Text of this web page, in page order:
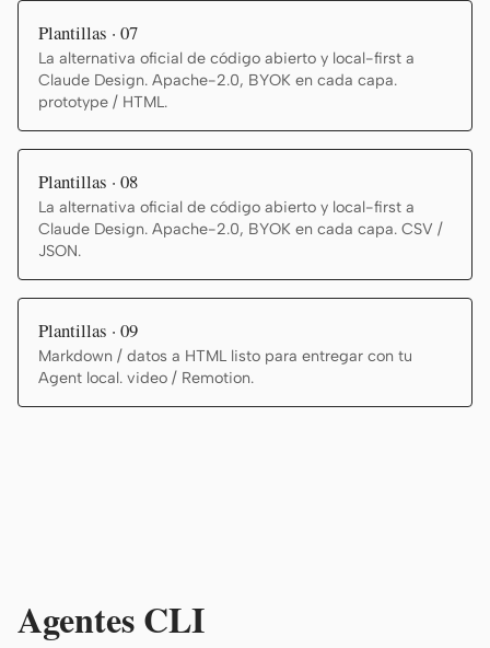
Plantillas · 07
La alternativa oficial de código abierto y local-first a
Claude Design. Apache-2.0, BYOK en cada capa.
prototype / HTML.
Plantillas · 08
La alternativa oficial de código abierto y local-first a
Claude Design. Apache-2.0, BYOK en cada capa. CSV /
JSON.
Plantillas · 09
Markdown / datos a HTML listo para entregar con tu
Agent local. video / Remotion.
Agentes CLI